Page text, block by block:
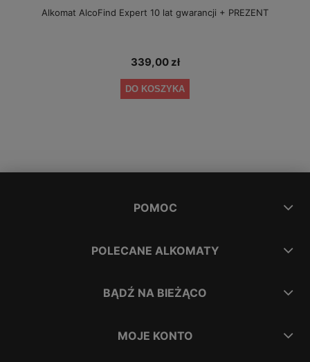
Alkomat AlcoFind Expert 10 lat gwarancji + PREZENT
339,00 zł
DO KOSZYKA
POMOC
POLECANE ALKOMATY
BĄDŹ NA BIEŻĄCO
MOJE KONTO